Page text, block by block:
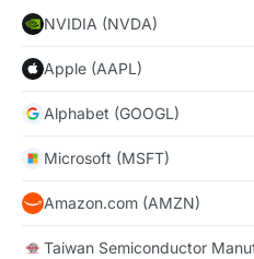
NVIDIA (NVDA)
Apple (AAPL)
Alphabet (GOOGL)
Microsoft (MSFT)
Amazon.com (AMZN)
Taiwan Semiconductor